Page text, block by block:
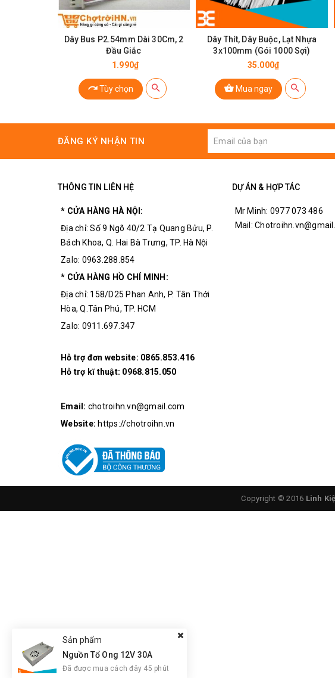
Thông Số Kỹ Thuật:
Dây rút nhựa 8x400mm
Số lượng: 250 cái
Chất liệu: nhựa
Màu sắc: Đen
Trọng lượng: 600g
Ưu Điểm:
Dây rút nhựa tầm trung này đc dùng vô cùng phổ biến bởi tính
Dây Bus P2.54mm Dài 30Cm, 2
Đầu Giắc
1.990₫
Tùy chọn
Dây Thít, Dây Buộc, Lạt Nhựa
3x100mm (Gói 1000 Sợi)
35.000₫
Mua ngay
ĐĂNG KÝ NHẬN TIN
THÔNG TIN LIÊN HỆ
* CỬA HÀNG HÀ NỘI:
Địa chỉ: Số 9 Ngõ 40/2 Tạ Quang Bửu, P.
Bách Khoa, Q. Hai Bà Trưng, TP. Hà Nội
Zalo: 0963.288.854
* CỬA HÀNG HỒ CHÍ MINH:
Địa chỉ: 158/D25 Phan Anh, P. Tân Thới
Hòa, Q.Tân Phú, TP. HCM
Zalo: 0911.697.347
Hỗ trợ đơn website: 0865.853.416
Hỗ trợ kĩ thuật: 0968.815.050
Email: chotroihn.vn@gmail.com
Website: https://chotroihn.vn
DỰ ÁN & HỢP TÁC
Mr Minh: 0977 073 486
Mail:
Copyright © 2016 Linh
Sản phẩm
Nguồn Tổ Ong 12V 30A
Đã được mua cách đây 45 phút